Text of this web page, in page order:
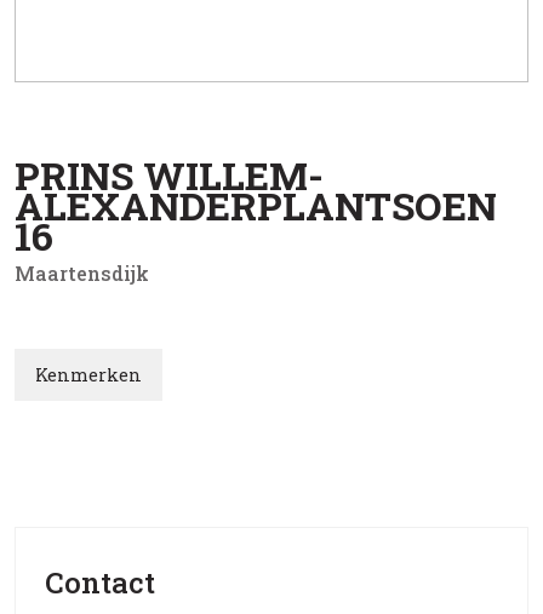
PRINS WILLEM-
ALEXANDERPLANTSOEN
16
Maartensdijk
Kenmerken
Contact